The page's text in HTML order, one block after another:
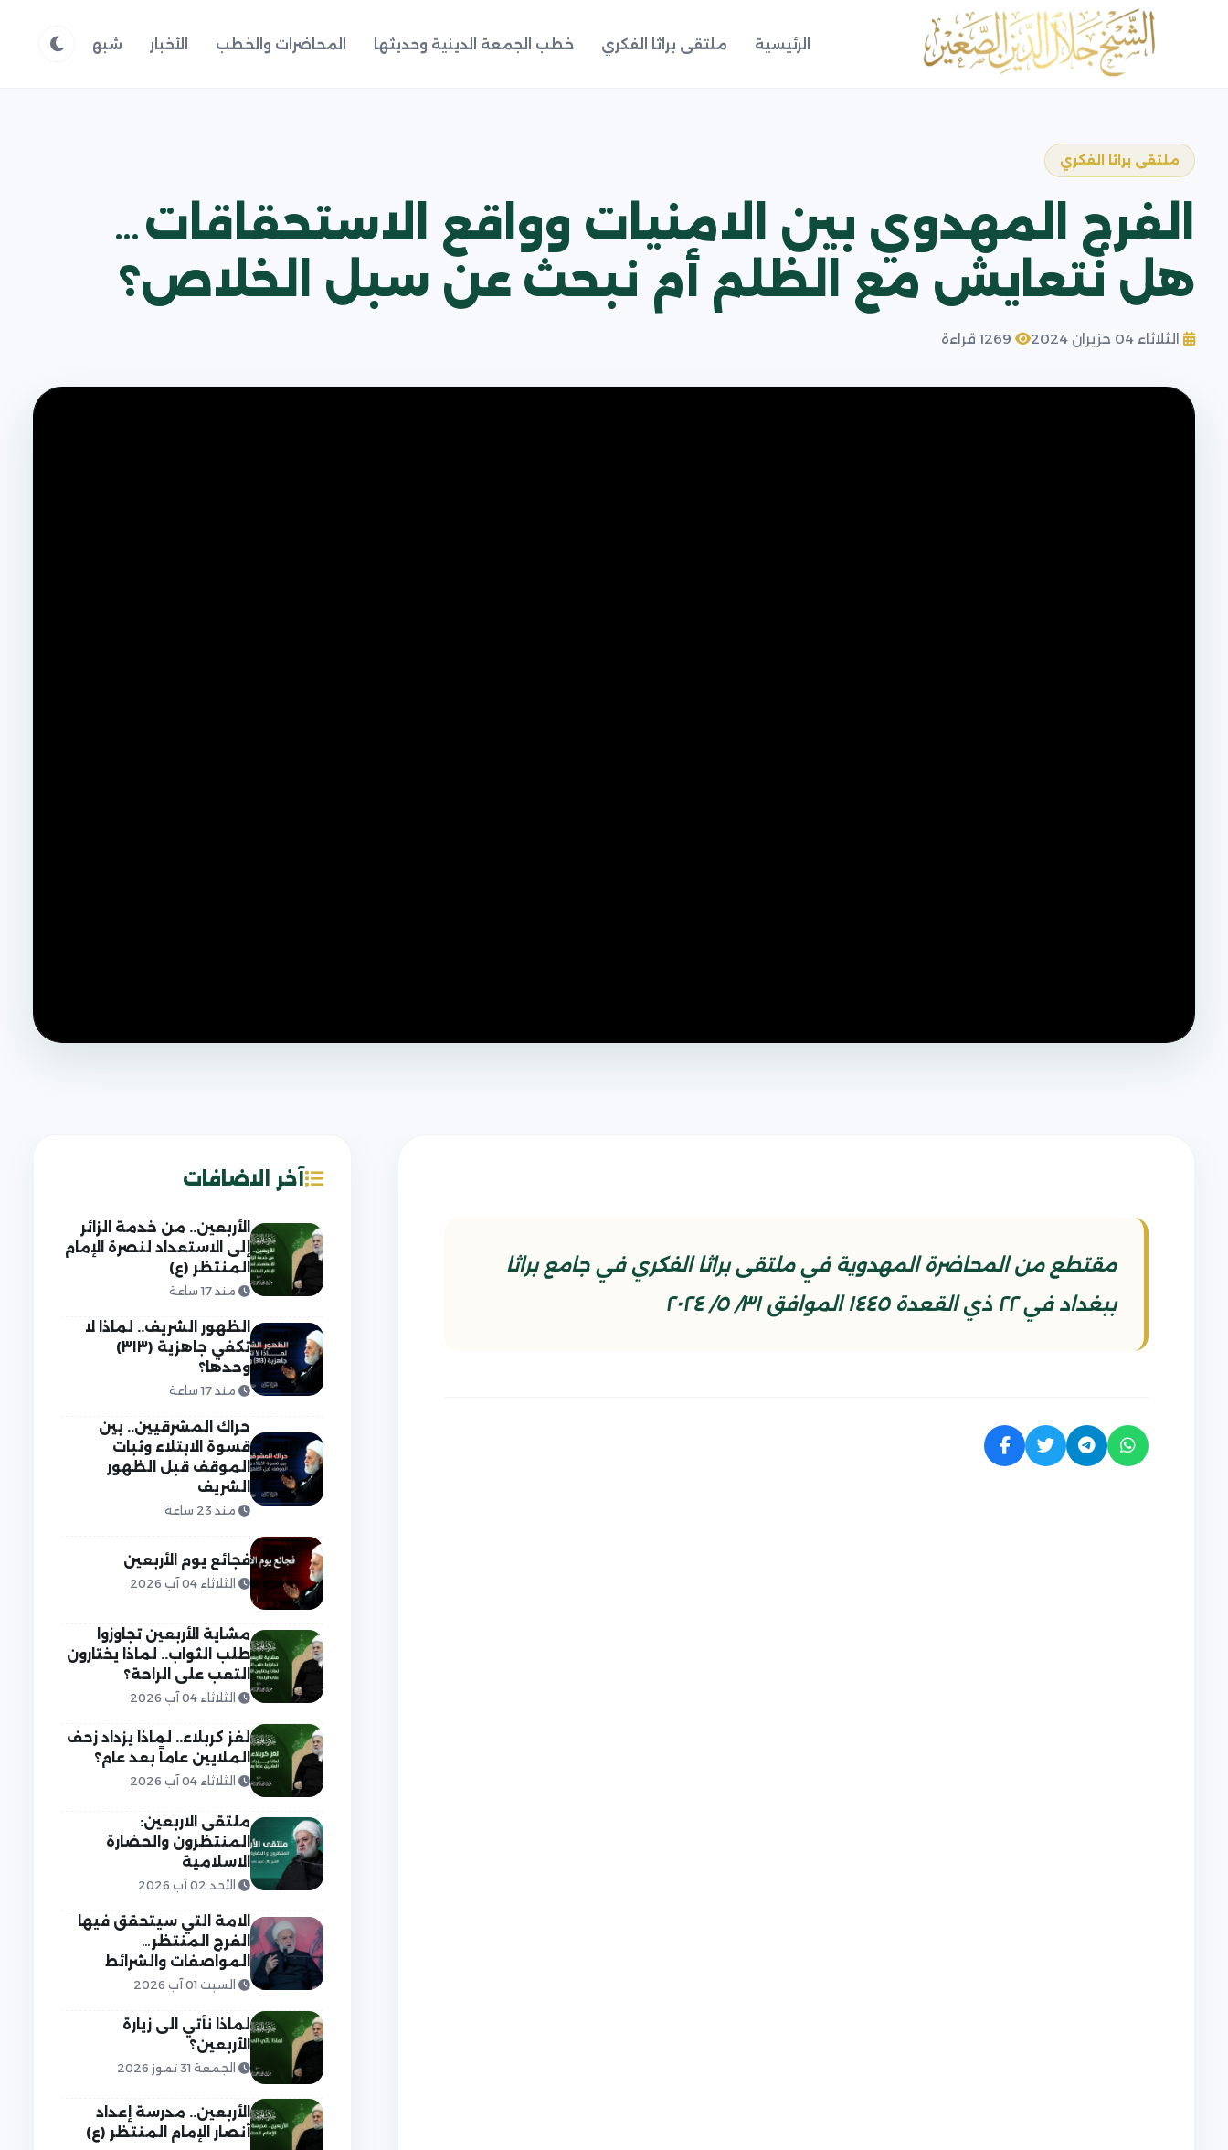
الرئيسية ملتقى براثا الفكري خطب الجمعة الدينية وحديثها المحاضرات والخطب الأخبار شبهات وردود
ملتقى براثا الفكري
الفرج المهدوي بين الامنيات وواقع الاستحقاقات…
هل نتعايش مع الظلم أم نبحث عن سبل الخلاص؟
الثلاثاء 04 حزيران 2024
مقتطع من المحاضرة المهدوية في ملتقى براثا الفكري في جامع براثا
ببغداد في ٢٢ ذي القعدة ١٤٤٥ الموافق ٣١/ ٥/ ٢٠٢٤
آخر الاضافات
الأربعين.. من خدمة الزائر
إلى الاستعداد لنصرة الإمام
المنتظر (ع)
منذ 17 ساعة
الظهور الشريف.. لماذا لا
تكفي جاهزية (٣١٣)
وحدها؟
منذ 17 ساعة
حراك المشرقيين.. بين
قسوة الابتلاء وثبات
الموقف قبل الظهور
الشريف
منذ 23 ساعة
فجائع يوم الأربعين
الثلاثاء 04 آب 2026
مشاية الأربعين تجاوزوا
طلب الثواب.. لماذا يختارون
التعب على الراحة؟
الثلاثاء 04 آب 2026
لغز كربلاء.. لماذا يزداد زحف
الملايين عاماً بعد عام؟
الثلاثاء 04 آب 2026
ملتقى الاربعين:
المنتظرون والحضارة
الاسلامية
الأحد 02 آب 2026
الامة التي سيتحقق فيها
الفرج المنتظر…
المواصفات والشرائط
السبت 01 آب 2026
لماذا نأتي الى زيارة
الأربعين؟
الجمعة 31 تموز 2026
الأربعين.. مدرسة إعداد
أنصار الإمام المنتظر (ع)